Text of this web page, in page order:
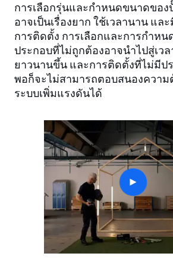
การเลือกรุ่นและกำหนดขนาดขอ
อาจเป็นเรื่องยาก ใช้เวลานาน แ
การติดตั้ง การเลือกและการกำห
ประกอบที่ไม่ถูกต้องอาจนำไปสู่เว
ยาวนานขึ้น และการติดตั้งที่ไม่มีป
พอก็จะไม่สามารถตอบสนองความ
ระบบเพิ่มแรงดันได้
play
button